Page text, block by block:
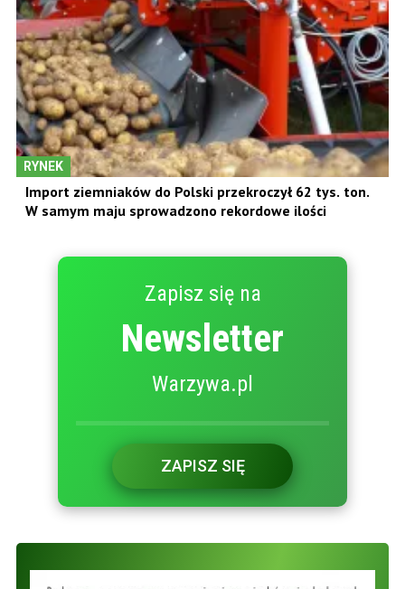
RYNEK
Import ziemniaków do Polski przekroczył 62 tys. ton.
W samym maju sprowadzono rekordowe ilości
Zapisz się na
Newsletter
Warzywa.pl
ZAPISZ SIĘ